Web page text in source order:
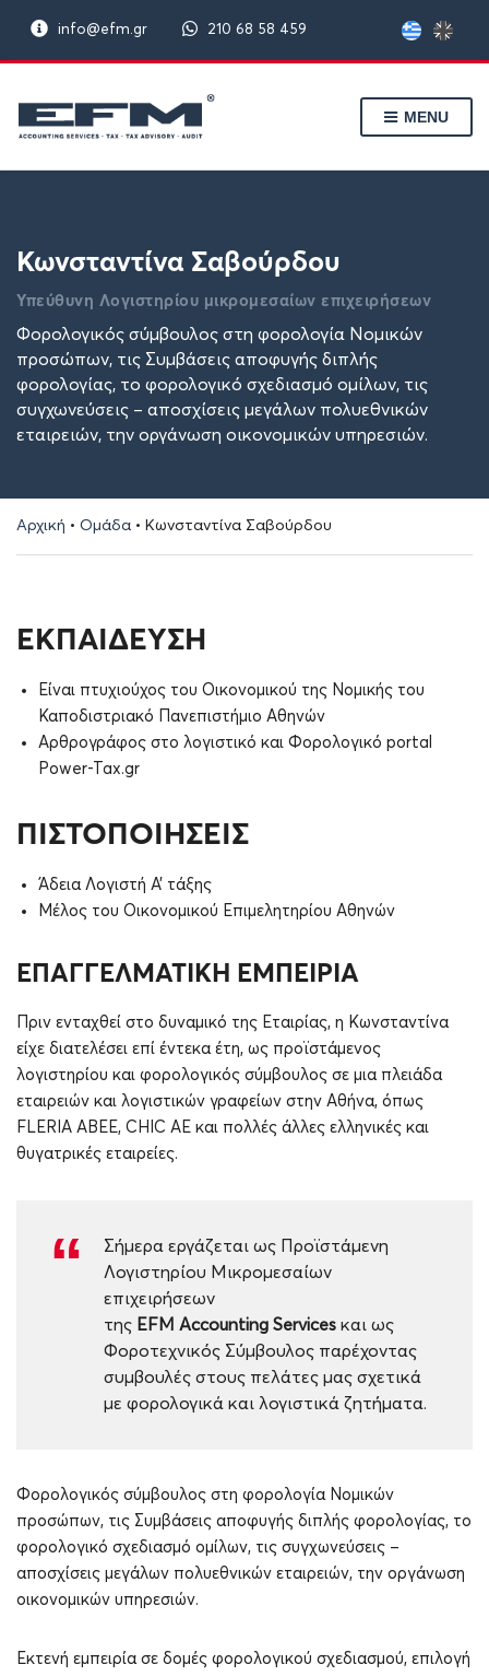
info@efm.gr 210 68 58 459
MENU
Κωνσταντίνα Σαβούρδου
Υπεύθυνη Λογιστηρίου μικρομεσαίων επιχειρήσεων
Φορολογικός σύμβουλος στη φορολογία Νομικών
προσώπων, τις Συμβάσεις αποφυγής διπλής
φορολογίας, το φορολογικό σχεδιασμό ομίλων, τις
συγχωνεύσεις – αποσχίσεις μεγάλων πολυεθνικών
εταιρειών, την οργάνωση οικονομικών υπηρεσιών.
Αρχική • Ομάδα • Κωνσταντίνα Σαβούρδου
ΕΚΠΑΙΔΕΥΣΗ
Είναι πτυχιούχος του Οικονομικού της Νομικής του
Καποδιστριακό Πανεπιστήμιο Αθηνών
Αρθρογράφος στο λογιστικό και Φορολογικό portal
Power-Tax.gr
ΠΙΣΤΟΠΟΙΗΣΕΙΣ
Άδεια Λογιστή Α’ τάξης
Μέλος του Οικονομικού Επιμελητηρίου Αθηνών
ΕΠΑΓΓΕΛΜΑΤΙΚΗ ΕΜΠΕΙΡΙΑ
Πριν ενταχθεί στο δυναμικό της Εταιρίας, η Κωνσταντίνα
είχε διατελέσει επί έντεκα έτη, ως προϊστάμενος
λογιστηρίου και φορολογικός σύμβουλος σε μια πλειάδα
εταιρειών και λογιστικών γραφείων στην Αθήνα, όπως
FLERIA ABEE, CHIC AE και πολλές άλλες ελληνικές και
θυγατρικές εταιρείες.
Σήμερα εργάζεται ως Προϊστάμενη
Λογιστηρίου Μικρομεσαίων
επιχειρήσεων
της EFM Accounting Services και ως
Φοροτεχνικός Σύμβουλος παρέχοντας
συμβουλές στους πελάτες μας σχετικά
με φορολογικά και λογιστικά ζητήματα.
Φορολογικός σύμβουλος στη φορολογία Νομικών
προσώπων, τις Συμβάσεις αποφυγής διπλής φορολογίας, το
φορολογικό σχεδιασμό ομίλων, τις συγχωνεύσεις –
αποσχίσεις μεγάλων πολυεθνικών εταιρειών, την οργάνωση
οικονομικών υπηρεσιών.
Eκτενή εμπειρία σε δομές φορολογικού σχεδιασμού, επιλογή